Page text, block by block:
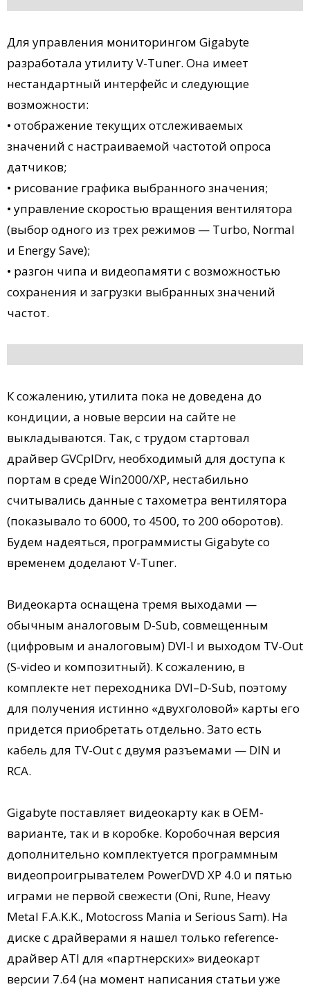
Для управления мониторингом Gigabyte
разработала утилиту V-Tuner. Она имеет
нестандартный интерфейс и следующие
возможности:
• отображение текущих отслеживаемых
значений с настраиваемой частотой опроса
датчиков;
• рисование графика выбранного значения;
• управление скоростью вращения вентилятора
(выбор одного из трех режимов — Turbo, Normal
и Energy Save);
• разгон чипа и видеопамяти с возможностью
сохранения и загрузки выбранных значений
частот.
К сожалению, утилита пока не доведена до
кондиции, а новые версии на сайте не
выкладываются. Так, с трудом стартовал
драйвер GVCplDrv, необходимый для доступа к
портам в среде Win2000/XP, нестабильно
считывались данные с тахометра вентилятора
(показывало то 6000, то 4500, то 200 оборотов).
Будем надеяться, программисты Gigabyte со
временем доделают V-Tuner.
Видеокарта оснащена тремя выходами —
обычным аналоговым D-Sub, совмещенным
(цифровым и аналоговым) DVI-I и выходом TV-Out
(S-video и композитный). К сожалению, в
комплекте нет переходника DVI–D-Sub, поэтому
для получения истинно «двухголовой» карты его
придется приобретать отдельно. Зато есть
кабель для TV-Out с двумя разъемами — DIN и
RCA.
Gigabyte поставляет видеокарту как в OEM-
варианте, так и в коробке. Коробочная версия
дополнительно комплектуется программным
видеопроигрывателем PowerDVD XP 4.0 и пятью
играми не первой свежести (Oni, Rune, Heavy
Metal F.A.K.K., Motocross Mania и Serious Sam). На
диске с драйверами я нашел только reference-
драйвер ATI для «партнерских» видеокарт
версии 7.64 (на момент написания статьи уже